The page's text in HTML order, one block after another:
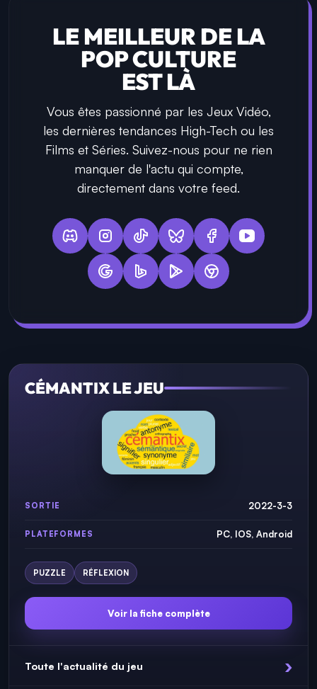
LE MEILLEUR DE LA
POP CULTURE
EST LÀ
Vous êtes passionné par les Jeux Vidéo,
les dernières tendances High-Tech ou les
Films et Séries. Suivez-nous pour ne rien
manquer de l'actu qui compte,
directement dans votre feed.
CÉMANTIX LE JEU
SORTIE 2022-3-3
PLATEFORMES PC, IOS, Android
PUZZLE RÉFLEXION
Voir la fiche complète
Toute l'actualité du jeu